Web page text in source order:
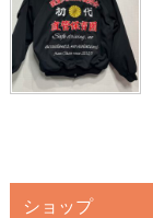
ショップ